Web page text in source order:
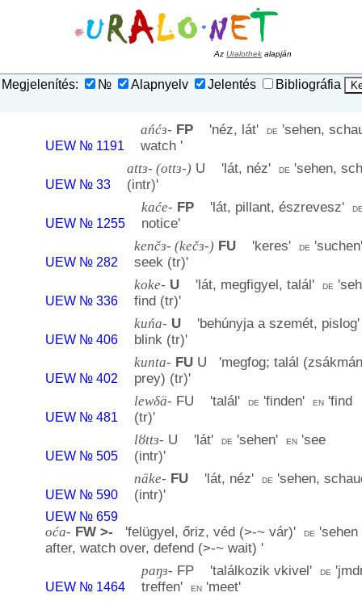
Az Uralothek alapján
Megjelenítés: № Alapnyelv Jelentés Bibliográfia
UEW № 1191
ańćɜ- FP 'néz, lát' de 'sehen,
watch '
UEW № 33
attɜ- (ottɜ-) U 'lát, néz' de 'sehen,
(intr)'
UEW № 1255
kaće- FP 'lát, pillant, észrevesz'
notice'
UEW № 282
kenčɜ- (kečɜ-) FU 'keres' de 'suchen
seek (tr)'
UEW № 336
koke- U 'lát, megfigyel, talál' de '
find (tr)'
UEW № 406
kuńa- U 'behúnyja a szemét, pislog
blink (tr)'
UEW № 402
kunta- FU U 'megfog; talál
prey) (tr)'
UEW № 481
lewδä- FU 'talál' de 'finden' en 'find
(tr)'
UEW № 505
lȣttɜ- U 'lát' de 'sehen' en 'see
(intr)'
UEW № 590
näke- FU 'lát, néz' de 'sehen,
(intr)'
UEW № 659
oća- FW >- 'felügyel, őriz, véd (>-~ vár)' de 'sehen
after, watch over, defend (>-~ wait) '
UEW № 1464
paŋɜ- FP 'találkozik vkivel' de '
treffen' en 'meet'